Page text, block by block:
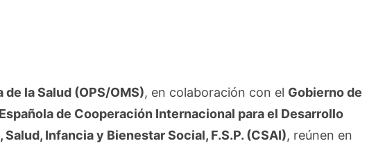
la Salud (OPS/OMS), en colaboración con el Gobierno de
de Cooperación Internacional para el Desarrollo
Infancia y Bienestar Social, F.S.P. (CSAI), reúnen en